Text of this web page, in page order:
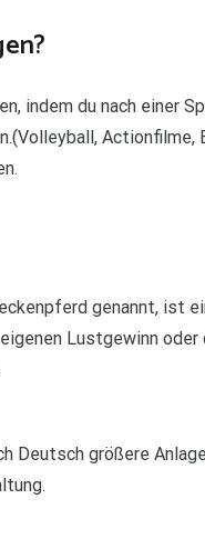
indem du nach einer
genannt, ist
Lustgewinn
Deutsch größere